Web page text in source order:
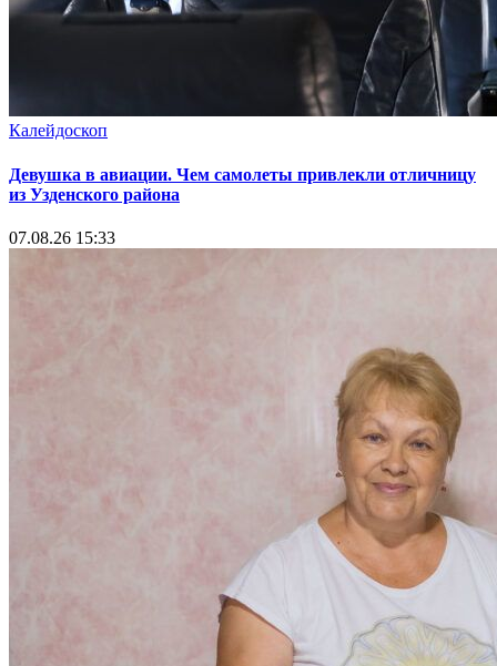
Калейдоскоп
Девушка в авиации. Чем самолеты привлекли отличницу
из Узденского района
07.08.26 15:33